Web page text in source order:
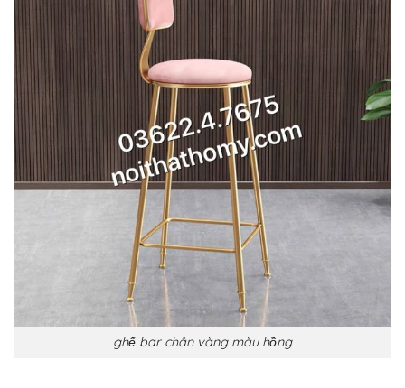
ghế bar chân vàng màu hồng